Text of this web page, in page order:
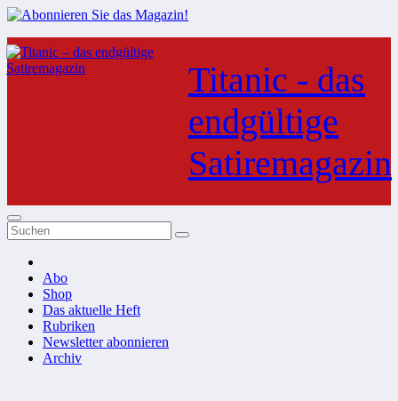
Zum
Inhalt
springen
Titanic - das
endgültige
Satiremagazin
Abo
Shop
Das aktuelle Heft
Rubriken
Newsletter abonnieren
Archiv